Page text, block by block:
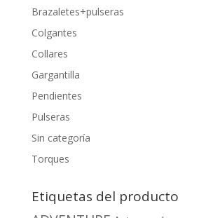
Brazaletes+pulseras
Colgantes
Collares
Gargantilla
Pendientes
Pulseras
Sin categoría
Torques
Etiquetas del producto